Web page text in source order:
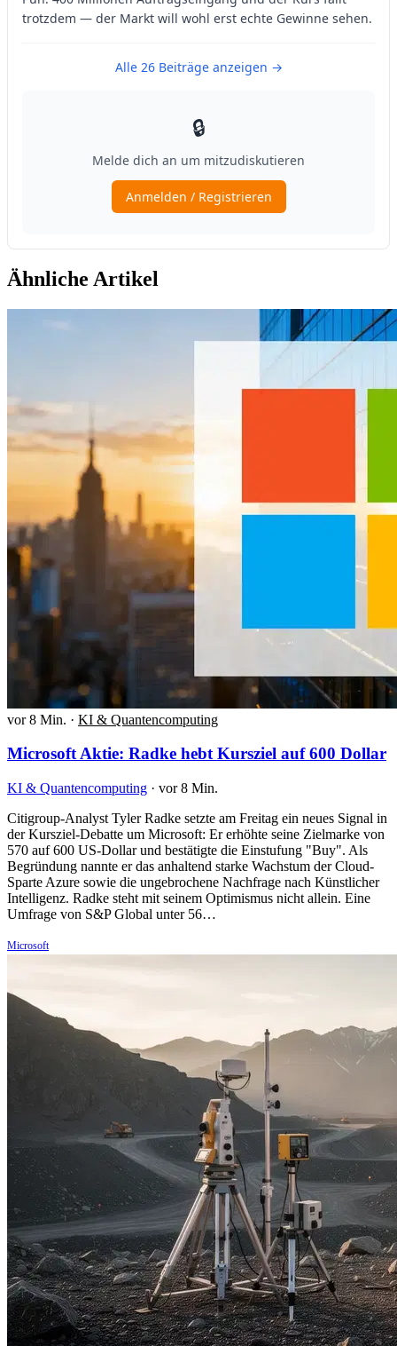
Ähnliche Artikel
vor 8 Min. · KI & Quantencomputing
Microsoft Aktie: Radke hebt Kursziel auf 600 Dollar
KI & Quantencomputing · vor 8 Min.
Citigroup-Analyst Tyler Radke setzte am Freitag ein neues Signal in
der Kursziel-Debatte um Microsoft: Er erhöhte seine Zielmarke von
570 auf 600 US-Dollar und bestätigte die Einstufung "Buy". Als
Begründung nannte er das anhaltend starke Wachstum der Cloud-
Sparte Azure sowie die ungebrochene Nachfrage nach Künstlicher
Intelligenz. Radke steht mit seinem Optimismus nicht allein. Eine
Umfrage von S&P Global unter 56…
Microsoft